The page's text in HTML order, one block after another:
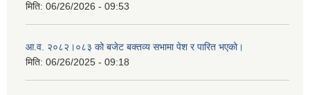
मिति: 06/26/2026 - 09:53
आ‍.व. २०८२।०८३ को बजेट बक्तव्य सभामा पेश र पारित भएको।
मिति: 06/26/2025 - 09:18